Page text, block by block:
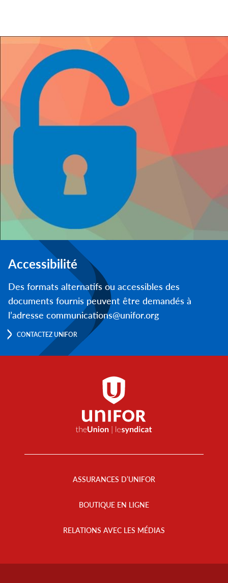
Accessibilité
Des formats alternatifs ou accessibles des
documents fournis peuvent être demandés à
l’adresse communications@unifor.org
CONTACTEZ UNIFOR
ASSURANCES D’UNIFOR
BOUTIQUE EN LIGNE
RELATIONS AVEC LES MÉDIAS
Footer